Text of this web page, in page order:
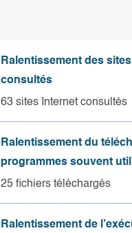
Ralentissement des
consultés
63 sites Internet consultés
Ralentissement du
programmes souvent
25 fichiers téléchargés
Ralentissement de